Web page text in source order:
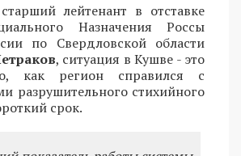
лейтенант в отставке
Назначения Россы
по Свердловской области
, ситуация в Кушве - это
как регион справился с
разрушительного стихийного
срок.